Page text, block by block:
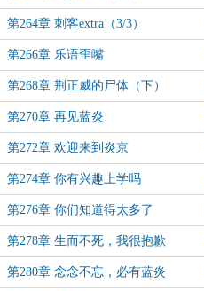
第264章 刺客extra（3/3）
第266章 乐语歪嘴
第268章 荆正威的尸体（下）
第270章 再见蓝炎
第272章 欢迎来到炎京
第274章 你有兴趣上学吗
第276章 你们知道得太多了
第278章 生而不死，我很抱歉
（下）
第280章 念念不忘，必有蓝炎